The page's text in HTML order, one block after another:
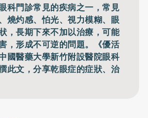
科門診常見的疾病之一，常見
燒灼感、怕光、視力模糊、眼
，長期下來不加以治療，可能
，形成不可逆的問題。《優活
國醫藥大學新竹附設醫院眼科
此文，分享乾眼症的症狀、治